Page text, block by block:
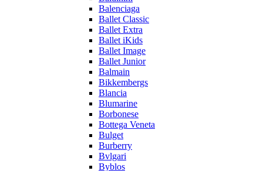
Balenciaga
Ballet Classic
Ballet Extra
Ballet iKids
Ballet Image
Ballet Junior
Balmain
Bikkembergs
Blancia
Blumarine
Borbonese
Bottega Veneta
Bulget
Burberry
Bvlgari
Byblos